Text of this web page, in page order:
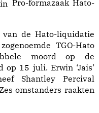
Pro-formazaak Hato-
van de Hato-liquidatie
TGO-Hato
moord op de
15 juli. Erwin ‘Jais’
Shantley Percival
omstanders raakten